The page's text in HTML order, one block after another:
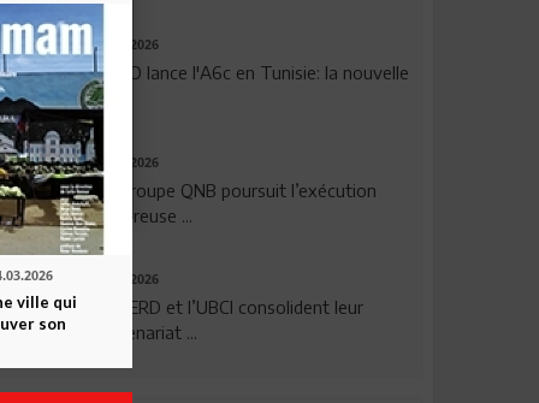
04.08.2026
OPPO lance l'A6c en Tunisie: la nouvelle
...
29.07.2026
Le Groupe QNB poursuit l’exécution
rigoureuse ...
24.07.2026
La BERD et l’UBCI consolident leur
partenariat ...
ville qui
son